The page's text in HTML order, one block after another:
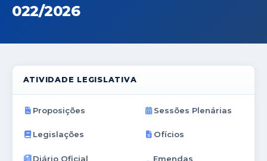
022/2026
ATIVIDADE LEGISLATIVA
Proposições Sessões Plenárias
Legislações Ofícios
Diário Oficial
Emendas